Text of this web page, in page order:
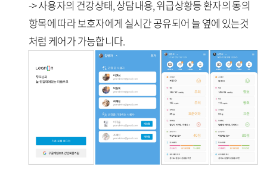
-> 사용자의 건강상태, 상담내용, 위급상황등 환자의 동의
항목에 따라 보호자에게 실시간 공유되어 늘 옆에 있는것
처럼 케어가 가능합니다.